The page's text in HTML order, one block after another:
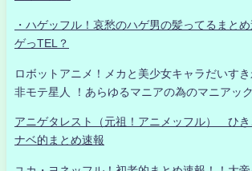
・ハゲッフル！哀愁のハゲ男の髪ってるまと
ゲっTEL？
ロボットアニメ！メカと美少女キャラだいすき
非モテ星人 ！あらゆるマニアの為のマニアッ
アニゲタレスト（元祖！アニメッフル） ひき
ナベ的まとめ速報